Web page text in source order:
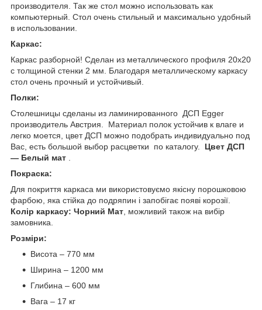
производителя. Так же стол можно использовать как
компьютерный. Стол очень стильный и максимально удобный
в использовании.
Каркас:
Каркас разборной! Сделан из металлического профиля 20х20
с толщиной стенки 2 мм. Благодаря металлическому каркасу
стол очень прочный и устойчивый.
Полки:
Столешницы сделаны из ламинированного ДСП Egger
производитель Австрия. Материал полок устойчив к влаге и
легко моется, цвет ДСП можно подобрать индивидуально под
Вас, есть большой выбор расцветки по каталогу. Цвет ДСП
— Белый мат
Покраска:
Для покриття каркаса ми використовуємо якісну порошковою
фарбою, яка стійка до подряпин і запобігає появі корозії.
Колір каркасу: Чорний Мат , можливий також на вибір
замовника.
Розміри:
Висота – 770 мм
Ширина – 1200 мм
Глибина – 600 мм
Вага – 17 кг